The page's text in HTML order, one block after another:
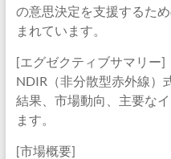
の意思決定を支援するた
まれています。
[エグゼクティブサマリー]
NDIR（非分散型赤外線）
結果、市場動向、主要な
ます。
[市場概要]